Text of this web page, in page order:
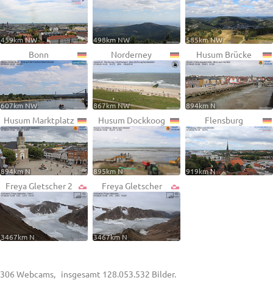
459km NW 498km NW 585km NW
Bonn
607km NW
Norderney
867km NW
Husum Brücke
894km N
Husum Marktplatz
894km N
Husum Dockkoog
895km N
Flensburg
919km N
Freya Gletscher 2
3467km N
Freya Gletscher
3467km N
306 Webcams, insgesamt 128.053.532 Bilder.